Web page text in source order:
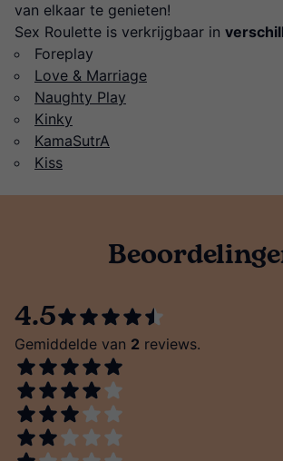
van elkaar te genieten!
Sex Roulette is verkrijgbaar in
Foreplay
Love & Marriage
Naughty Play
Kinky
KamaSutrA
Kiss
4.5
Gemiddelde van 2 reviews.